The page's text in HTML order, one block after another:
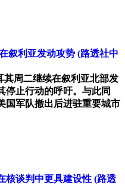
叙利亚发动攻势 (路透社中
其周二继续在叙利亚北部发
停止行动的呼吁。与此同
国军队撤出后进驻重要城市
核谈判中更具建设性 (路透